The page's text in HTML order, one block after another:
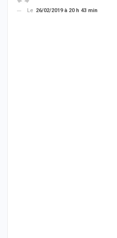
Le 26/02/2019 à 20 h 43 min